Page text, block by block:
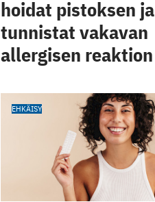
hoidat pistoksen ja
tunnistat vakavan
allergisen reaktion
EHKÄISY